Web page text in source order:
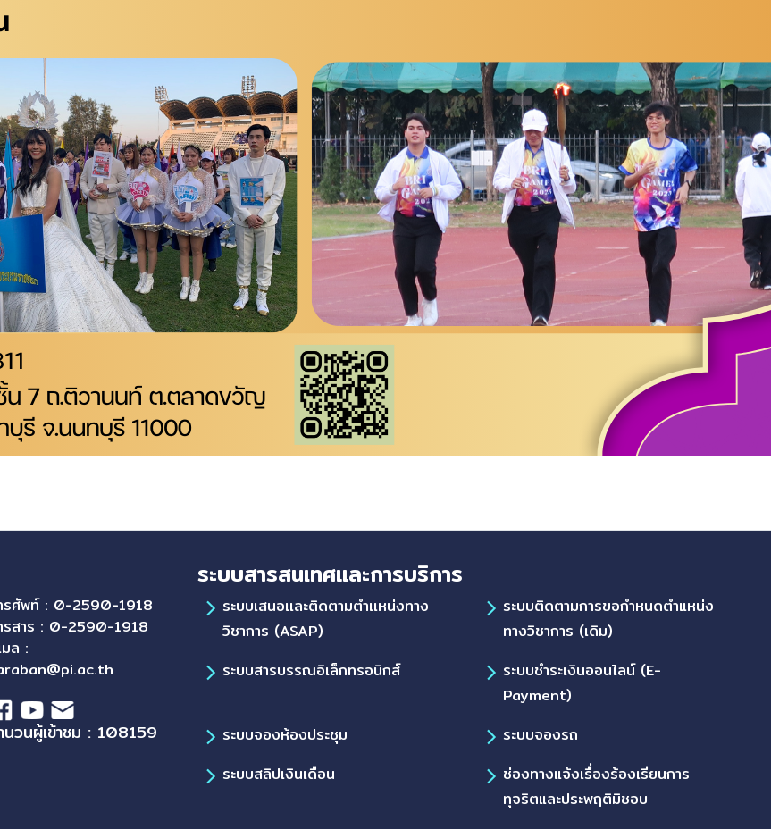
รศัพท์ : 0-2590-1918
รสาร : 0-2590-1918
มล :
นวนผู้เข้าชม : 108159
ระบบสารสนเทศและการบริการ
ระบบเสนอเเละติดตามตำเเหน่งทาง
วิชาการ (ASAP)
ระบบติดตามการขอกำหนดตำแหน่ง
ทางวิชาการ (เดิม)
ระบบสารบรรณอิเล็กทรอนิกส์
ระบบชำระเงินออนไลน์ (E-
Payment)
ระบบจองห้องประชุม
ระบบจองรถ
ระบบสลิปเงินเดือน
ช่องทางแจ้งเรื่องร้องเรียนการ
ทุจริตและประพฤติมิชอบ